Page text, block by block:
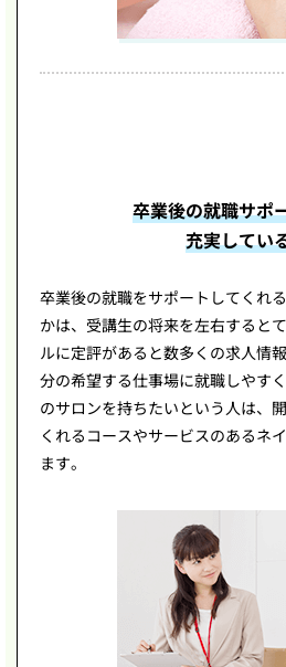
卒業後の就職サポ
充実してい
卒業後の就職をサポートしてくれ
かは、受講生の将来を左右すると
ルに定評があると数多くの求人情
分の希望する仕事場に就職しやす
のサロンを持ちたいという人は、
くれるコースやサービスのあるネ
ます。